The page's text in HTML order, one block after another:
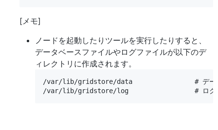
[メモ]
ノードを起動したりツールを実行したりすると、
データベースファイルやログファイルが以下のデ
ィレクトリに作成されます。
/var/lib/gridstore/data                # データベ